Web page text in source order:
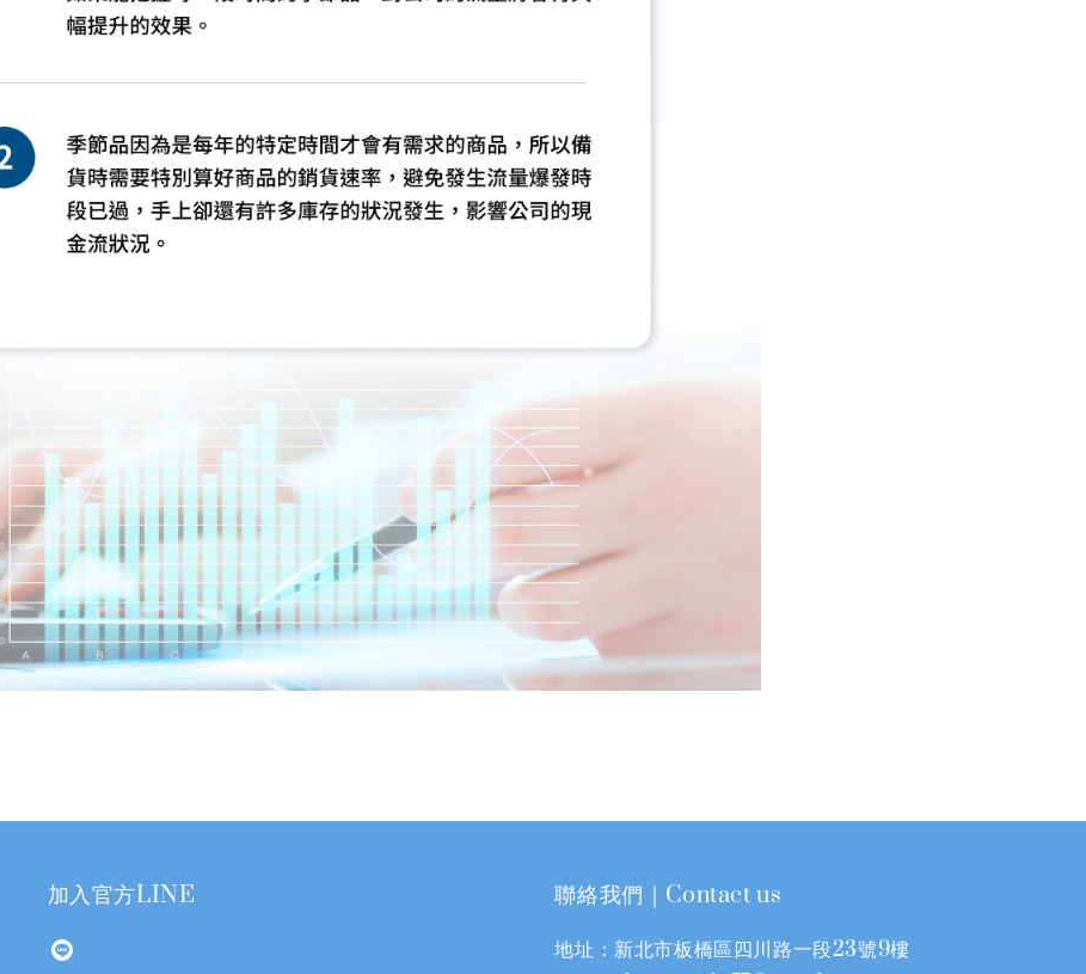
加入官方LINE 聯絡我們｜Contact us
地址：新北市板橋區四川路一段23號9樓